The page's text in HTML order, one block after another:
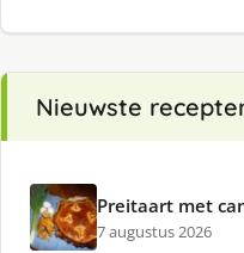
Nieuwste
Preitaart met
7 augustus 2026